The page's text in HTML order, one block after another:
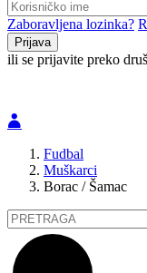
Zaboravljena lozinka?
ili se prijavite preko
Fudbal
Muškarci
Borac / Šamac